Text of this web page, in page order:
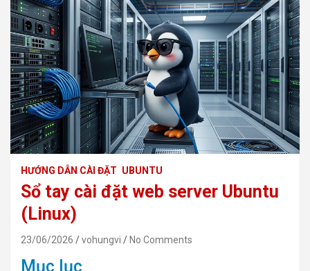
HƯỚNG DẪN CÀI ĐẶT UBUNTU
Sổ tay cài đặt web server Ubuntu
(Linux)
23/06/2026 vohungvi No Comments
Mục lục